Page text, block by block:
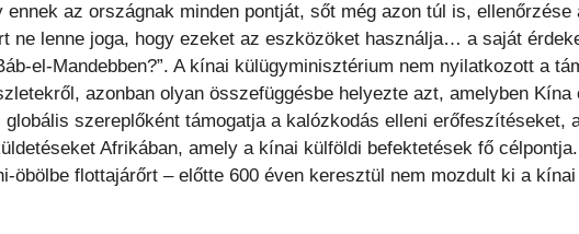
ennek az országnak minden pontját, sőt még azon túl is, ellenőrzése
ne lenne joga, hogy ezeket az eszközöket használja… a saját
el-Mandebben?”. A kínai külügyminisztérium nem nyilatkozott a
azonban olyan összefüggésbe helyezte azt, amelyben Kína
globális szereplőként támogatja a kalózkodás elleni erőfeszítéseket,
Afrikában, amely a kínai külföldi befektetések fő
öbölbe flottajárőrt – előtte 600 éven keresztül nem mozdult ki a